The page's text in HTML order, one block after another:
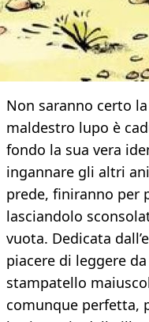
Non saranno certo
maldestro lupo è
fondo la sua vera
ingannare gli altri
prede, finiranno per
lasciandolo
vuota. Dedicata
piacere di leggere
stampatello
comunque perfetta,